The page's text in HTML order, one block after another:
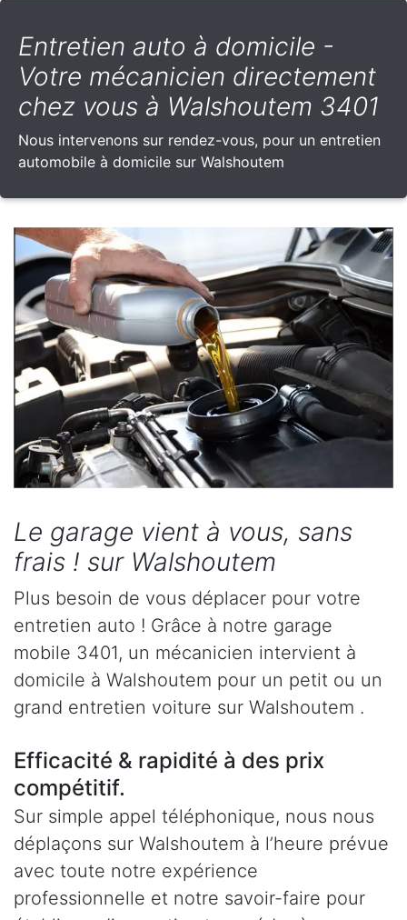
Entretien auto à domicile -
Votre mécanicien directement
chez vous à Walshoutem 3401
Nous intervenons sur rendez-vous, pour un entretien
automobile à domicile sur Walshoutem
Le garage vient à vous, sans
frais ! sur Walshoutem
Plus besoin de vous déplacer pour votre
entretien auto ! Grâce à notre garage
mobile 3401, un mécanicien intervient à
domicile à Walshoutem pour un petit ou un
grand entretien voiture sur Walshoutem .
Efficacité & rapidité à des prix
compétitif.
Sur simple appel téléphonique, nous nous
déplaçons sur Walshoutem à l’heure prévue
avec toute notre expérience
professionnelle et notre savoir-faire pour